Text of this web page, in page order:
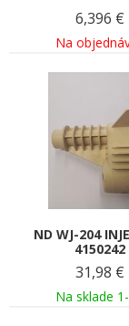
6,396 €
Na
ND WJ-204
4150242
31,98 €
Na sklade